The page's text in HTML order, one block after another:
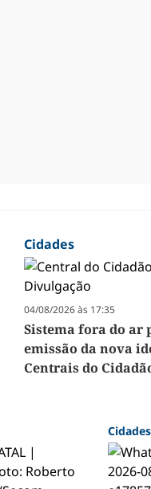
Cidades
04/08/2026 às 17:35
Sistema fora do ar
emissão da nova
Centrais do
Cidades